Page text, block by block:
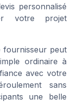
personnalisé
votre projet
fournisseur peut
ordinaire à
avec votre
sans
une belle